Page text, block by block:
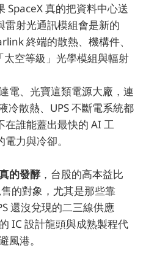
SpaceX 真的把資料中心送
雷射光通訊模組會是新的
終端的散熱、機構件、
太空等級」光學模組與輻射
電、光寶這類電源大廠，連
冷散熱、UPS 不斷電系統都
在誰能蓋出最快的 AI 工
力與冷卻。
的發酵，台股的高本益比
的對象，尤其是那些靠
還沒兌現的二三線供應
IC 設計龍頭與成熟製程代
風港。